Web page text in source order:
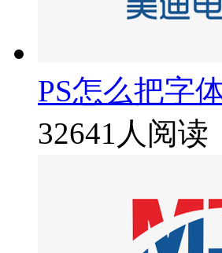
PS怎么把字
32641人阅读